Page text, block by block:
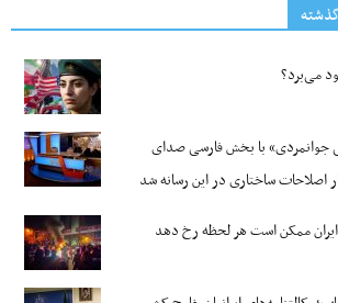
می‌برد؟
جوانمردی» با بخش فارسی صدای
اصلاحات ساختاری در این رسانه شد
ممکن است هر لحظه رخ دهد